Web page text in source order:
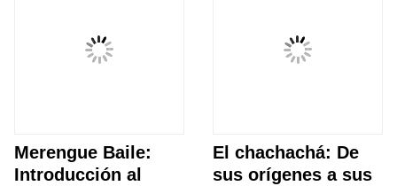
Merengue Baile:
Introducción al
El chachachá: De
sus orígenes a sus